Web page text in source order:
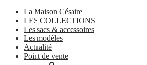
La Maison Césaire
LES COLLECTIONS
Les sacs & accessoires
Les modèles
Actualité
Point de vente